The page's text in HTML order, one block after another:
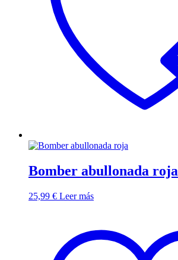
Bomber abullonada roja
25,99 € Leer más